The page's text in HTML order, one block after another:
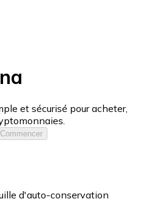
et sécurisé pour acheter,
Commencer
d'auto-conservation